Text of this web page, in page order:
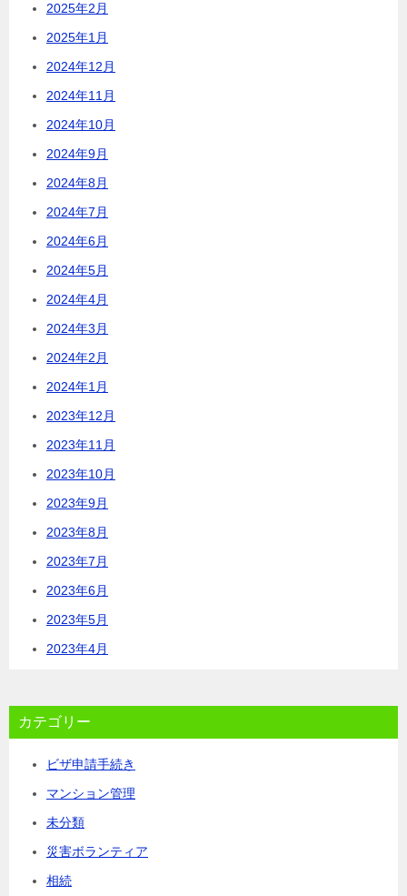
2025年2月
2025年1月
2024年12月
2024年11月
2024年10月
2024年9月
2024年8月
2024年7月
2024年6月
2024年5月
2024年4月
2024年3月
2024年2月
2024年1月
2023年12月
2023年11月
2023年10月
2023年9月
2023年8月
2023年7月
2023年6月
2023年5月
2023年4月
カテゴリー
ビザ申請手続き
マンション管理
未分類
災害ボランティア
相続